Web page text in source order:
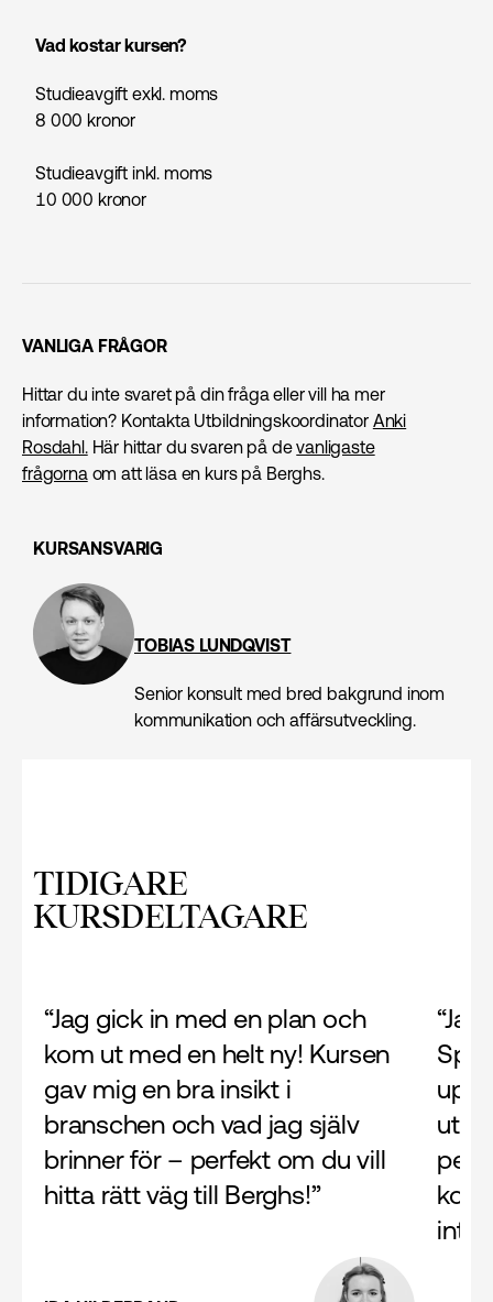
Vad kostar kursen?
Studieavgift exkl. moms
8 000 kronor
Studieavgift inkl. moms
10 000 kronor
VANLIGA FRÅGOR
Hittar du inte svaret på din fråga eller vill ha mer
information? Kontakta Utbildningskoordinator Anki
Rosdahl.Här hittar du svaren på devanligaste
frågornaom att läsa en kurs på Berghs.
KURSANSVARIG
TOBIAS LUNDQVIST
Senior konsult med bred bakgrund inom
kommunikation och affärsutveckling.
TIDIGARE
KURSDELTAGARE
“Jag gick in med en plan och
kom ut med en helt ny! Kursen
gav mig en bra insikt i
branschen och vad jag själv
brinner för – perfekt om du vill
hitta rätt väg till Berghs!”
inte